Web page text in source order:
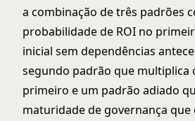
a combinação de três padrões
probabilidade de ROI no
inicial sem dependências
segundo padrão que multiplica
primeiro e um padrão adiado
maturidade de governança